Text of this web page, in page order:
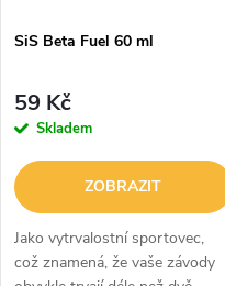
p
r
o
d
s
p
r
o
d
SiS Beta Fuel 60 ml
59 Kč
Skladem
ZOBRAZIT
Jako vytrvalostní sportovec,
což znamená, že vaše závody